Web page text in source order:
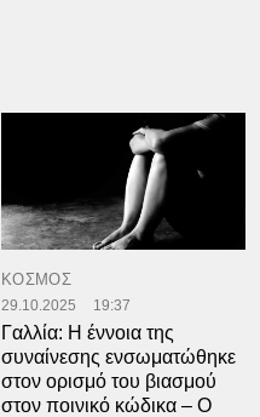
ΚΟΣΜΟΣ
29.10.2025 19:37
Γαλλία: Η έννοια της
συναίνεσης ενσωματώθηκε
στον ορισμό του βιασμού
στον ποινικό κώδικα – Ο